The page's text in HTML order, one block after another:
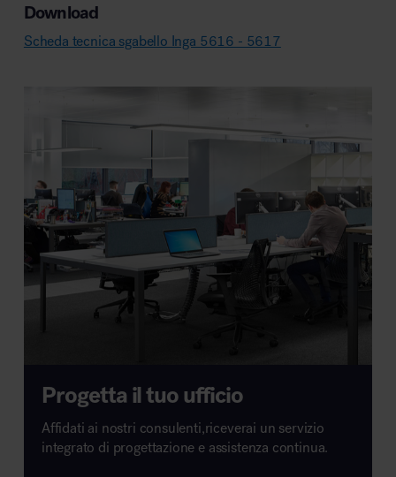
Download
Scheda tecnica sgabello Inga 5616 - 5617
Progetta il tuo ufficio
Affidati ai nostri consulenti,riceverai un servizio
integrato di progettazione e assistenza continua.